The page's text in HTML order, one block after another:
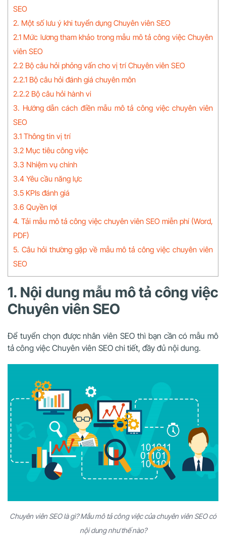
SEO
2. Một số lưu ý khi tuyển dụng Chuyên viên SEO
2.1 Mức lương tham khảo trong mẫu mô tả công việc Chuyên
viên SEO
2.2 Bộ câu hỏi phỏng vấn cho vị trí Chuyên viên SEO
2.2.1 Bộ câu hỏi đánh giá chuyên môn
2.2.2 Bộ câu hỏi hành vi
3. Hướng dẫn cách điền mẫu mô tả công việc chuyên viên
SEO
3.1 Thông tin vị trí
3.2 Mục tiêu công việc
3.3 Nhiệm vụ chính
3.4 Yêu cầu năng lực
3.5 KPIs đánh giá
3.6 Quyền lợi
4. Tải mẫu mô tả công việc chuyên viên SEO miễn phí (Word,
PDF)
5. Câu hỏi thường gặp về mẫu mô tả công việc chuyên viên
SEO
1. Nội dung mẫu mô tả công việc
Chuyên viên SEO
Để tuyển chọn được nhân viên SEO thì bạn cần có mẫu mô
tả công việc Chuyên viên SEO chi tiết, đầy đủ nội dung.
Chuyên viên SEO là gì? Mẫu mô tả công việc của chuyên viên SEO có
nội dung như thế nào?